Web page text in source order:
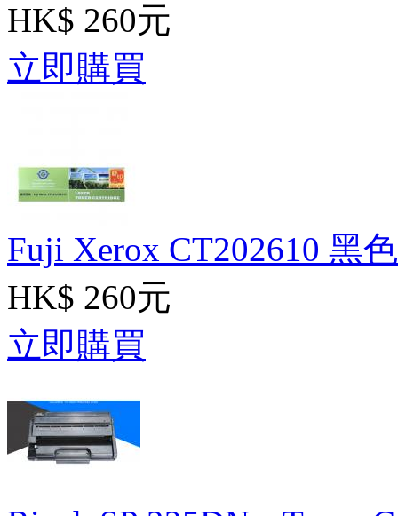
HK$ 260元
立即購買
Fuji Xerox CT202610 黑
HK$ 260元
立即購買